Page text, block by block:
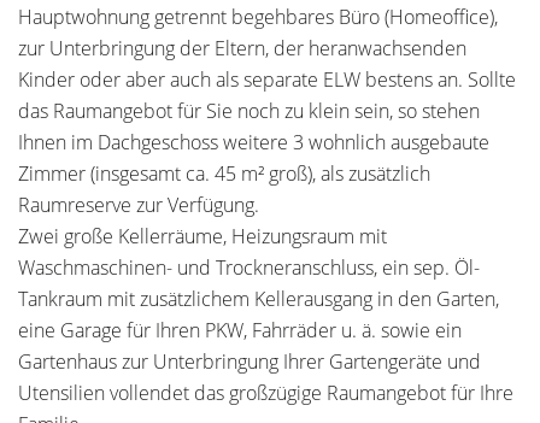
Hauptwohnung getrennt begehbares Büro (Homeoffice),
zur Unterbringung der Eltern, der heranwachsenden
Kinder oder aber auch als separate ELW bestens an. Sollte
das Raumangebot für Sie noch zu klein sein, so stehen
Ihnen im Dachgeschoss weitere 3 wohnlich ausgebaute
Zimmer (insgesamt ca. 45 m² groß), als zusätzlich
Raumreserve zur Verfügung.
Zwei große Kellerräume, Heizungsraum mit
Waschmaschinen- und Trockneranschluss, ein sep. Öl-
Tankraum mit zusätzlichem Kellerausgang in den Garten,
eine Garage für Ihren PKW, Fahrräder u. ä. sowie ein
Gartenhaus zur Unterbringung Ihrer Gartengeräte und
Utensilien vollendet das großzügige Raumangebot für Ihre